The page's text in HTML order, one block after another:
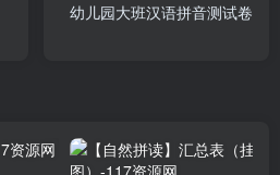
幼儿园大班汉语拼音测试卷